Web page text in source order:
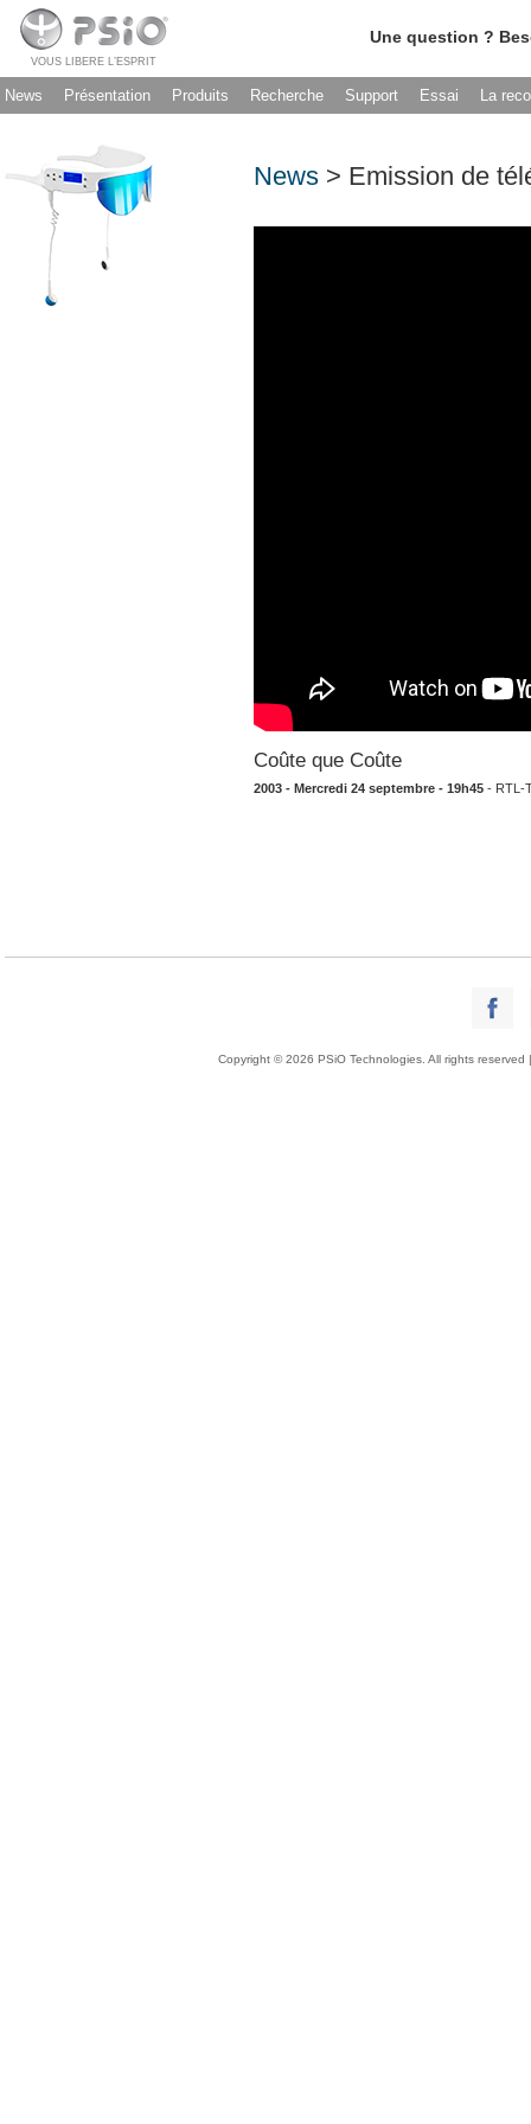
VOUS LIBERE L’ESPRIT
Une question ?
News Présentation Produits Recherche Support Essai La
News > Emission de
Coûte que Coûte
2003 - Mercredi 24 septembre - 19h45 - RTL-
Copyright © 2026 PSiO Technologies. All rights reserved